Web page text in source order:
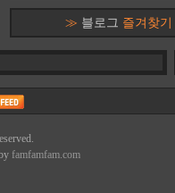
≫ 블로그 즐겨찾기
famfamfam.com